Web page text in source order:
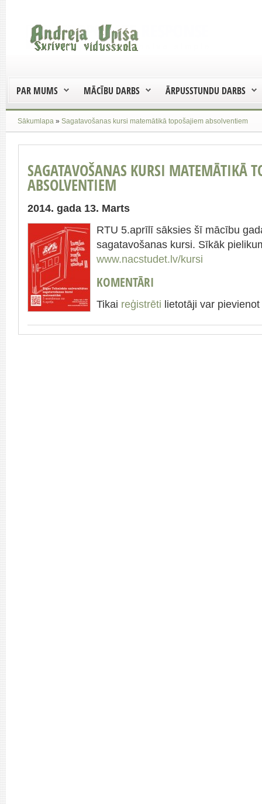
PAR MUMS MĀCĪBU DARBS ĀRPUSSTUNDU DARBS
Sākumlapa » Sagatavošanas kursi matemātikā topošajiem absolventiem
SAGATAVOŠANAS KURSI MATEMĀTIKĀ
ABSOLVENTIEM
2014. gada 13. Marts
RTU 5.aprīlī sāksies šī mācību
sagatavošanas kursi. Sīkāk
www.nacstudet.lv/kursi
KOMENTĀRI
Tikai reģistrēti lietotāji var